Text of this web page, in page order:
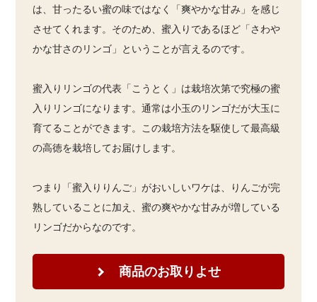
は、甘ったるい蜜の味ではなく「爽やかな甘み」を感じ
させてくれます。そのため、蜜入りであるほど「さわや
かな甘さのリンゴ」ということが言えるのです。
蜜入りリンゴの代表「こうとく」は栽培次第で究極の蜜
入りリンゴになります。通常は小玉のリンゴだが大玉に
育てることができます。この栽培方法を駆使して最高級
の高徳を栽培してお届けします。
つまり「蜜入りりんご」がおいしいワケは、りんごが完
熟していることに加え、蜜の爽やかな甘みが増している
リンゴだからなのです。
商品のお取りよせ